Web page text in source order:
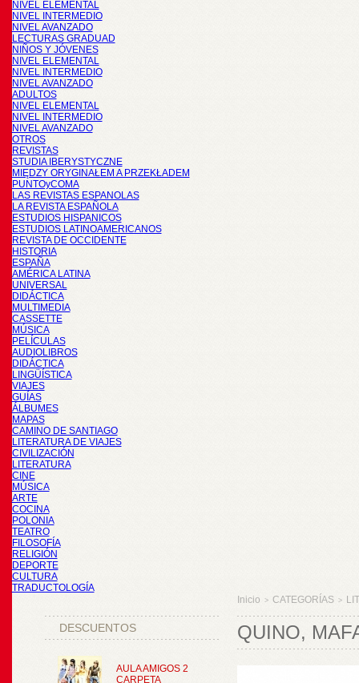
NIVEL ELEMENTAL
NIVEL INTERMEDIO
NIVEL AVANZADO
LECTURAS GRADUAD
NIÑOS Y JÓVENES
NIVEL ELEMENTAL
NIVEL INTERMEDIO
NIVEL AVANZADO
ADULTOS
NIVEL ELEMENTAL
NIVEL INTERMEDIO
NIVEL AVANZADO
OTROS
REVISTAS
STUDIA IBERYSTYCZNE
MIĘDZY ORYGINAŁEM A PRZEKŁADEM
PUNTOyCOMA
LAS REVISTAS ESPANOLAS
LA REVISTA ESPAÑOLA
ESTUDIOS HISPANICOS
ESTUDIOS LATINOAMERICANOS
REVISTA DE OCCIDENTE
HISTORIA
ESPAÑA
AMÉRICA LATINA
UNIVERSAL
DIDÁCTICA
MULTIMEDIA
CASSETTE
MÚSICA
PELÍCULAS
AUDIOLIBROS
DIDÁCTICA
LINGÜÍSTICA
VIAJES
GUÍAS
ÁLBUMES
MAPAS
CAMINO DE SANTIAGO
LITERATURA DE VIAJES
CIVILIZACIÓN
LITERATURA
CINE
MÚSICA
ARTE
COCINA
POLONIA
TEATRO
FILOSOFÍA
RELIGIÓN
DEPORTE
CULTURA
TRADUCTOLOGÍA
DESCUENTOS
AULA AMIGOS 2
CARPETA
Inicio > CATEGORÍAS >
QUINO,